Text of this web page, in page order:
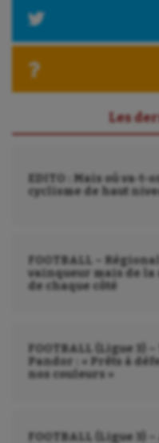
Les
EDITO : Mais où va-t-
cyclisme de haut
FOOTBALL – Régional
vainqueur mais de
de chaque côté
FOOTBALL (Ligue 3)
Pandor : « Prêts à
nos couleurs »
FOOTBALL (Ligue 3)